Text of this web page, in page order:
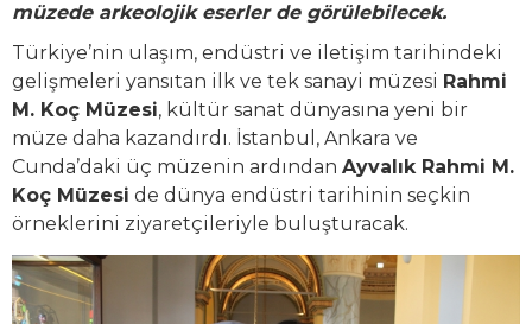
müzede arkeolojik eserler de görülebilecek.
Türkiye’nin ulaşım, endüstri ve iletişim tarihindeki
gelişmeleri yansıtan ilk ve tek sanayi müzesi Rahmi
M. Koç Müzesi, kültür sanat dünyasına yeni bir
müze daha kazandırdı. İstanbul, Ankara ve
Cunda’daki üç müzenin ardından Ayvalık Rahmi M.
Koç Müzesi de dünya endüstri tarihinin seçkin
örneklerini ziyaretçileriyle buluşturacak.